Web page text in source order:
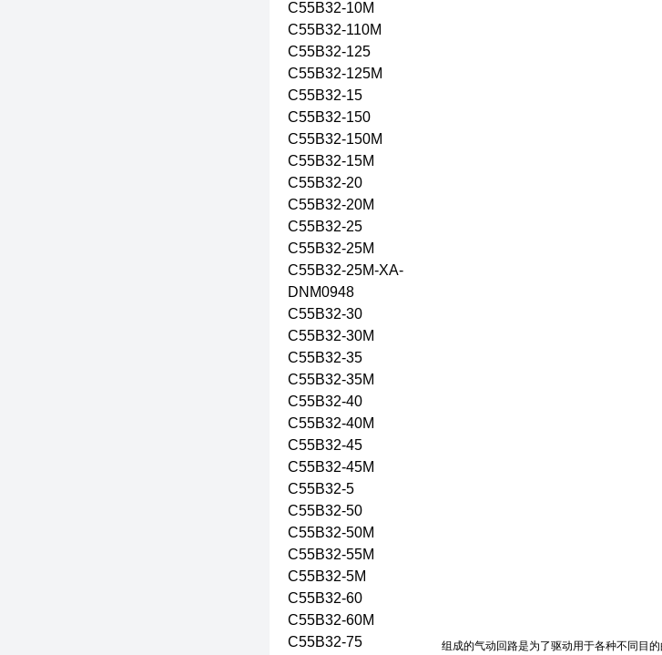
C55B32-10M
C55B32-110M
C55B32-125
C55B32-125M
C55B32-15
C55B32-150
C55B32-150M
C55B32-15M
C55B32-20
C55B32-20M
C55B32-25
C55B32-25M
C55B32-25M-XA-
DNM0948
C55B32-30
C55B32-30M
C55B32-35
C55B32-35M
C55B32-40
C55B32-40M
C55B32-45
C55B32-45M
C55B32-5
C55B32-50
C55B32-50M
C55B32-55M
C55B32-5M
C55B32-60
C55B32-60M
C55B32-75
组成的气动回路是为了驱动用于各种不同目